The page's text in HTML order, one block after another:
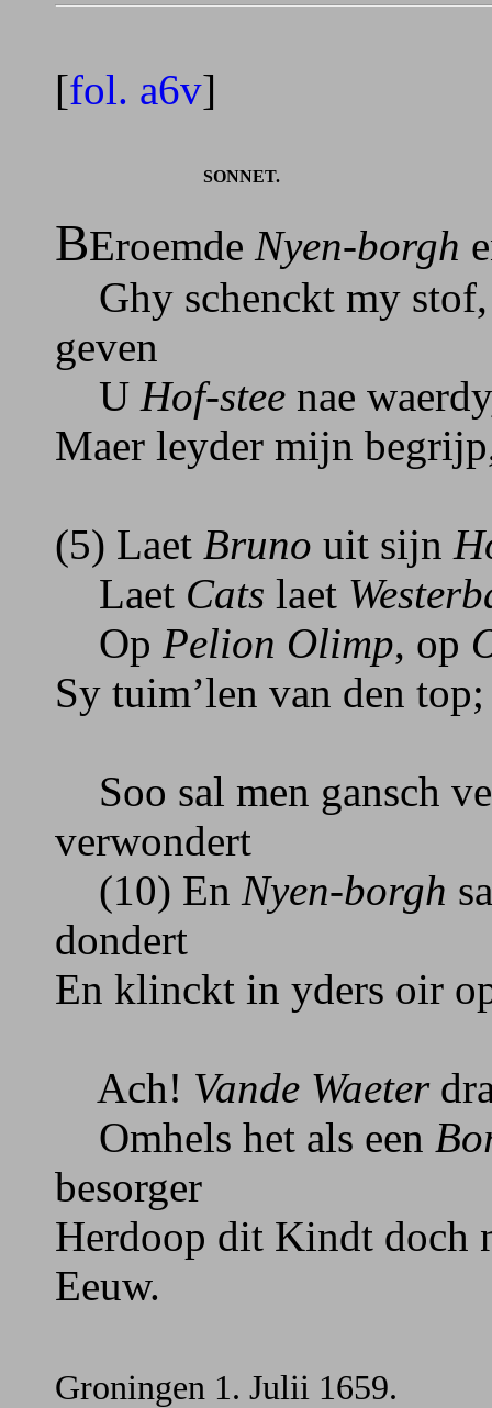
[fol. a6v]
SONNET.
BEroemde Nyen-borgh
Ghy schenckt my stof,
geven
U Hof-stee nae
Maer leyder mijn
(5) Laet Bruno uit sijn
Laet Cats laet
Op Pelion Olimp, op
Sy tuim’len van den
Soo sal men gansch
verwondert
(10) En Nyen-borgh
dondert
En klinckt in yders oir
Ach! Vande Waeter
Omhels het als een
besorger
Herdoop dit Kindt doch
Eeuw.
Groningen 1. Julii 1659.